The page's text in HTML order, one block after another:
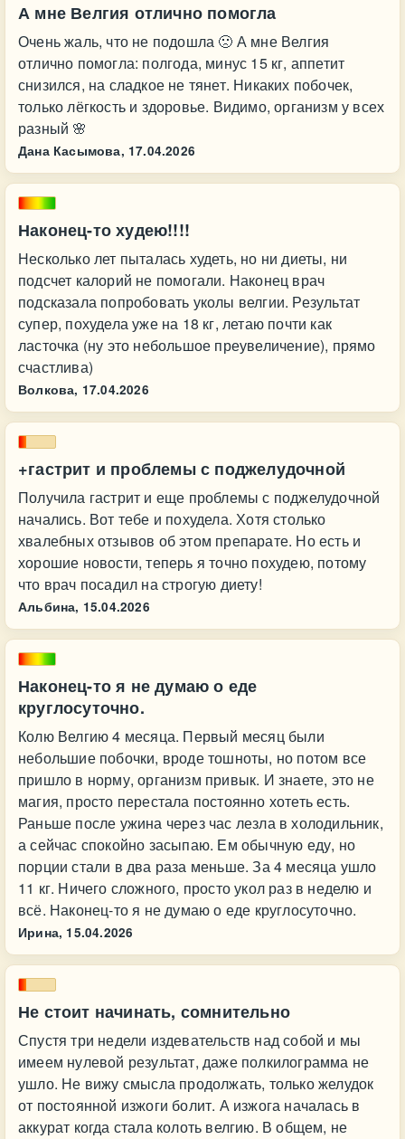
А мне Велгия отлично помогла
Очень жаль, что не подошла 🙁 А мне Велгия
отлично помогла: полгода, минус 15 кг, аппетит
снизился, на сладкое не тянет. Никаких побочек,
только лёгкость и здоровье. Видимо, организм у всех
разный 🌸
Дана Касымова, 17.04.2026
Наконец-то худею!!!!
Несколько лет пыталась худеть, но ни диеты, ни
подсчет калорий не помогали. Наконец врач
подсказала попробовать уколы велгии. Результат
супер, похудела уже на 18 кг, летаю почти как
ласточка (ну это небольшое преувеличение), прямо
счастлива)
Волкова, 17.04.2026
+гастрит и проблемы с поджелудочной
Получила гастрит и еще проблемы с поджелудочной
начались. Вот тебе и похудела. Хотя столько
хвалебных отзывов об этом препарате. Но есть и
хорошие новости, теперь я точно похудею, потому
что врач посадил на строгую диету!
Альбина, 15.04.2026
Наконец-то я не думаю о еде
круглосуточно.
Колю Велгию 4 месяца. Первый месяц были
небольшие побочки, вроде тошноты, но потом все
пришло в норму, организм привык. И знаете, это не
магия, просто перестала постоянно хотеть есть.
Раньше после ужина через час лезла в холодильник,
а сейчас спокойно засыпаю. Ем обычную еду, но
порции стали в два раза меньше. За 4 месяца ушло
11 кг. Ничего сложного, просто укол раз в неделю и
всё. Наконец-то я не думаю о еде круглосуточно.
Ирина, 15.04.2026
Не стоит начинать, сомнительно
Спустя три недели издевательств над собой и мы
имеем нулевой результат, даже полкилограмма не
ушло. Не вижу смысла продолжать, только желудок
от постоянной изжоги болит. А изжога началась в
аккурат когда стала колоть велгию. В общем, не